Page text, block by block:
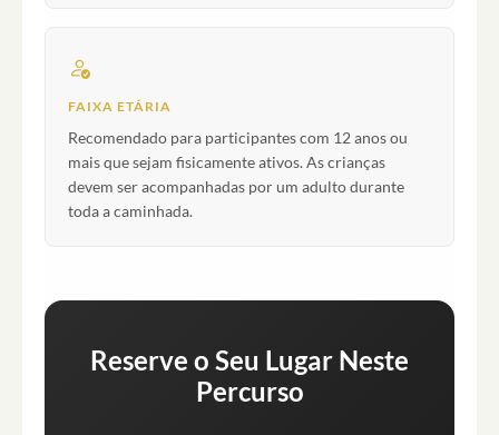
FAIXA ETÁRIA
Recomendado para participantes com 12 anos ou
mais que sejam fisicamente ativos. As crianças
devem ser acompanhadas por um adulto durante
toda a caminhada.
Reserve o Seu Lugar Neste
Percurso